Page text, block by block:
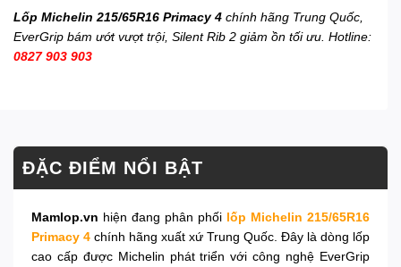
Lốp Michelin 215/65R16 Primacy 4 chính hãng Trung Quốc,
EverGrip bám ướt vượt trội, Silent Rib 2 giảm ồn tối ưu. Hotline:
0827 903 903
ĐẶC ĐIỂM NỔI BẬT
Mamlop.vn hiện đang phân phối lốp Michelin 215/65R16
Primacy 4 chính hãng xuất xứ Trung Quốc. Đây là dòng lốp
cao cấp được Michelin phát triển với công nghệ EverGrip